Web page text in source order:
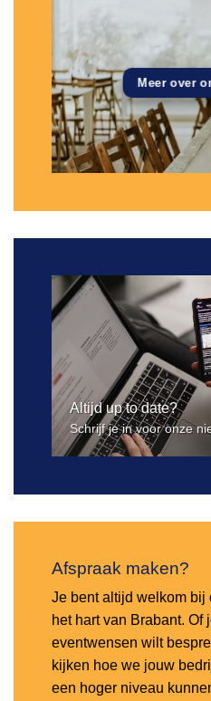
Meer over
Altijd up to date?
Schrijf je in voor onze
Afspraak maken?
Je bent altijd welkom bij
het hart van Brabant.
eventwensen wilt
kijken hoe we jouw
een hoger niveau